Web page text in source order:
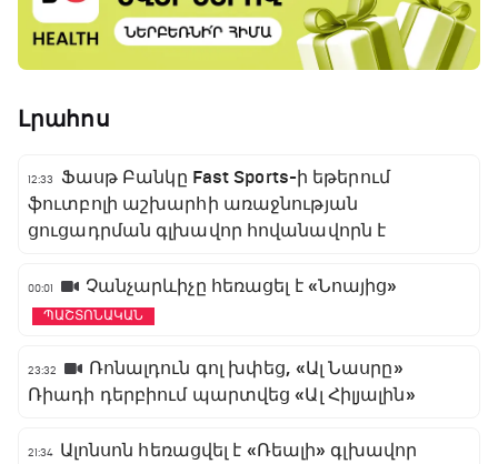
Լրահոս
12:33
Ֆասթ Բանկը Fast Sports-ի եթերում
ֆուտբոլի աշխարհի առաջնության
ցուցադրման գլխավոր հովանավորն է
00:01 Չանչարևիչը հեռացել է «Նոայից»
ՊԱՇՏՈՆԱԿԱՆ
23:32
Ռոնալդուն գոլ խփեց, «Ալ Նասրը»
Ռիադի դերբիում պարտվեց «Ալ Հիլյալին»
21:34 Ալոնսոն հեռացվել է «Ռեալի» գլխավոր